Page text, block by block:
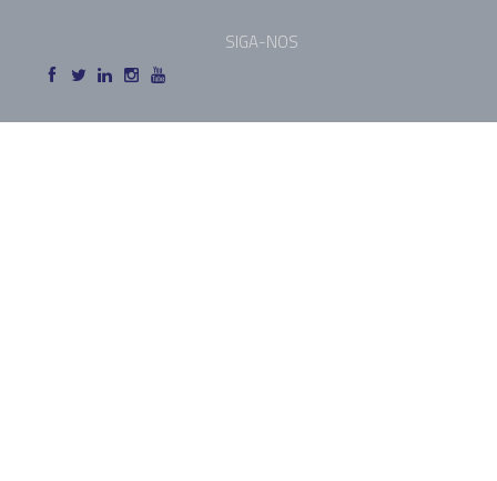
SIGA-NOS